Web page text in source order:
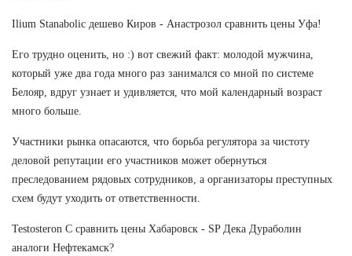
Ilium Stanabolic дешево Киров - Анастрозол сравнить цены Уфа!
Его трудно оценить, но :) вот свежий факт: молодой мужчина,
который уже два года много раз занимался со мной по системе
Белояр, вдруг узнает и удивляется, что мой календарный возраст
много больше.
Участники рынка опасаются, что борьба регулятора за чистоту
деловой репутации его участников может обернуться
преследованием рядовых сотрудников, а организаторы преступных
схем будут уходить от ответственности.
Testosteron C сравнить цены Хабаровск - SP Дека Дураболин
аналоги Нефтекамск?